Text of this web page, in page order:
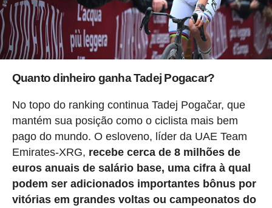
Quanto dinheiro ganha Tadej Pogacar?
No topo do ranking continua Tadej Pogačar, que
mantém sua posição como o ciclista mais bem
pago do mundo. O esloveno, líder da UAE Team
Emirates-XRG, recebe cerca de 8 milhões de
euros anuais de salário base, uma cifra à qual
podem ser adicionados importantes bônus por
vitórias em grandes voltas ou campeonatos do